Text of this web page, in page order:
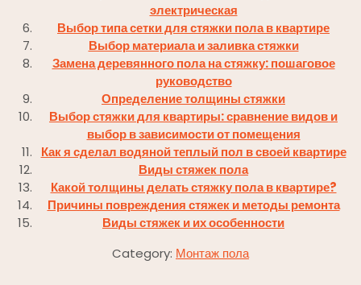
электрическая
Выбор типа сетки для стяжки пола в квартире
Выбор материала и заливка стяжки
Замена деревянного пола на стяжку: пошаговое
руководство
Определение толщины стяжки
Выбор стяжки для квартиры: сравнение видов и
выбор в зависимости от помещения
Как я сделал водяной теплый пол в своей квартире
Виды стяжек пола
Какой толщины делать стяжку пола в квартире?
Причины повреждения стяжек и методы ремонта
Виды стяжек и их особенности
Category: Монтаж пола